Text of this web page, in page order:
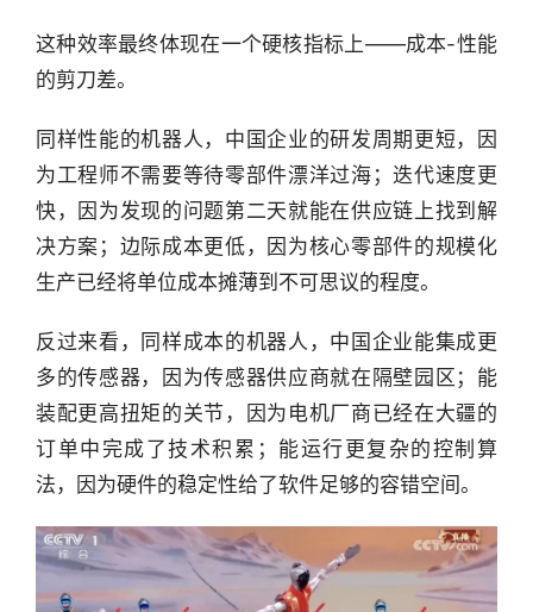
这种效率最终体现在一个硬核指标上——成本-性能
的剪刀差。
同样性能的机器人，中国企业的研发周期更短，因
为工程师不需要等待零部件漂洋过海；迭代速度更
快，因为发现的问题第二天就能在供应链上找到解
决方案；边际成本更低，因为核心零部件的规模化
生产已经将单位成本摊薄到不可思议的程度。
反过来看，同样成本的机器人，中国企业能集成更
多的传感器，因为传感器供应商就在隔壁园区；能
装配更高扭矩的关节，因为电机厂商已经在大疆的
订单中完成了技术积累；能运行更复杂的控制算
法，因为硬件的稳定性给了软件足够的容错空间。